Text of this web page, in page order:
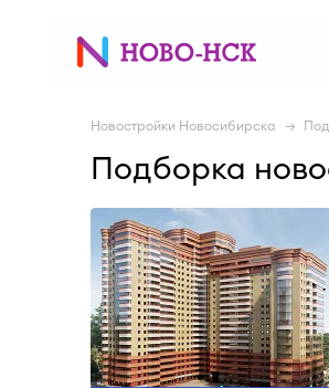
Новостройки Новосибирска
Подборка
Сдан
IV-27
Узнать больше